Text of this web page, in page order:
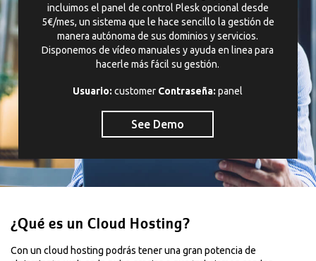
incluimos el panel de control Plesk opcional desde
5€/mes, un sistema que le hace sencillo la gestión de
manera autónoma de sus dominios y servicios.
Disponemos de vídeo manuales y ayuda en linea para
hacerle más fácil su gestión.
Usuario: customer Contraseña: panel
See Demo
¿Qué es un Cloud Hosting?
Con un cloud hosting podrás tener una gran potencia de